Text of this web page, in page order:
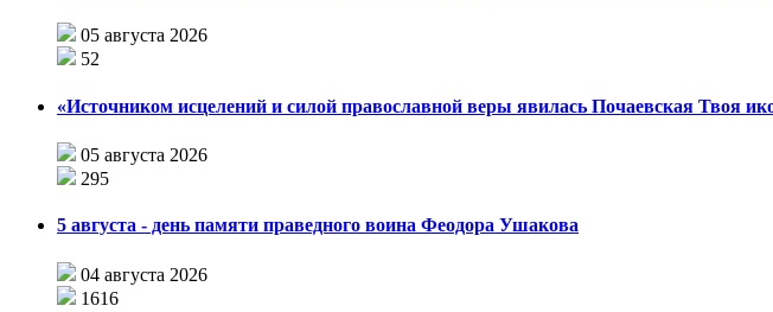
05 августа 2026
52
«Источником исцелений и силой православной веры явилась Почаевская Твоя
05 августа 2026
295
5 августа - день памяти праведного воина Феодора Ушакова
04 августа 2026
1616